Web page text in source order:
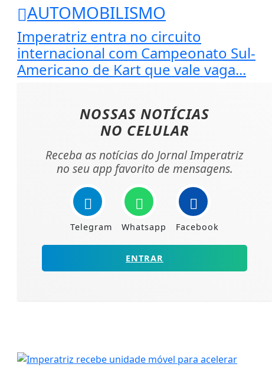
AUTOMOBILISMO
Imperatriz entra no circuito
internacional com Campeonato Sul-
Americano de Kart que vale vaga...
NOSSAS NOTÍCIAS
NO CELULAR
Receba as notícias do Jornal Imperatriz
no seu app favorito de mensagens.
Telegram Whatsapp Facebook
ENTRAR